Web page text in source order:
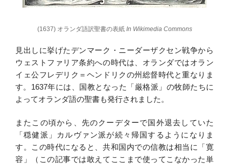
(1637) オランダ語訳聖書の表紙In Wikimedia Commons
見出しに挙げたデンマーク・ニーダーザクセン戦争から
ウェストファリア条約への時代は、オランダではオラン
イェ公フレデリク＝ヘンドリクの州総督時代と重なりま
す。1637年には、国教となった「厳格派」の牧師たちに
よってオランダ語の聖書も発行されました。
またこの頃から、先のクーデターで国外退去していた
「穏健派」カルヴァン派が続々帰国するようになりま
す。この時代になると、共和国内での信教は相当に「寛
容」（この記事では敢えてここまで使ってこなかった単